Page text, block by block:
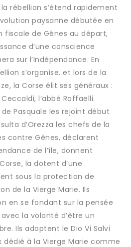
rébellion s’étend rapidement
paysanne débutée en
fiscale de Gênes au départ,
d’une conscience
sur l’Indépendance. En
s’organise. et lors de la
la Corse élit ses généraux :
l’abbé Raffaelli.
Pasquale les rejoint début
d’Orezza les chefs de la
contre Gênes, déclarent
de l’île, donnent
la dotent d’une
sous la protection de
de la Vierge Marie. Ils
en se fondant sur la pensée
la volonté d’être un
Ils adoptent le Dio Vi Salvi
dédié à la Vierge Marie comme